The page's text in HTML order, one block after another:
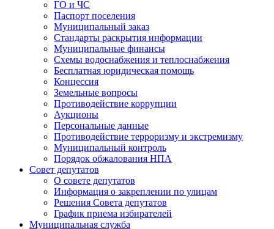
ГО и ЧС
Паспорт поселения
Муниципальный заказ
Стандарты раскрытия информации
Муниципальные финансы
Схемы водоснабжения и теплоснабжения
Бесплатная юридическая помощь
Концессия
Земельные вопросы
Противодействие коррупции
Аукционы
Персональные данные
Противодействие терроризму и экстремизму
Муниципальный контроль
Порядок обжалования НПА
Совет депутатов
О совете депутатов
Информация о закреплении по улицам
Решения Совета депутатов
График приема избирателей
Муниципальная служба